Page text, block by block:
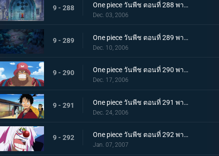
9 - 288 One piece วันพีช ตอนที่ 288 พากย์ไทย ฟุกุโร่คำนวณพลาด! โคล่าของฉันคือน้ำแห่งชีวิต
Dec. 03, 2006
9 - 289 One piece วันพีช ตอนที่ 289 พากย์ไทย โซโลคิดค้นท่าใหม่! ดาบนั้นมีชื่อว่า โซเงคิง?
Dec. 10, 2006
9 - 290 One piece วันพีช ตอนที่ 290 พากย์ไทย เสียการควบคุม! รัมเบิ้ลต้องห้ามของช็อปเปอร์
Dec. 17, 2006
9 - 291 One piece วันพีช ตอนที่ 291 พากย์ไทย การกลับมาของนายตรวจลูฟี่! ฝันหรือจริง ใบสลากอลเวง
Dec. 24, 2006
9 - 292 One piece วันพีช ตอนที่ 292 พากย์ไทย โมจิอลเวงที่ปราสาท! อุบายของจมูกแดง
Jan. 07, 2007